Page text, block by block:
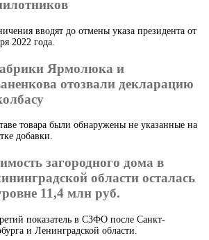
вводят до отмены указа президента от
2022 года.
Ярмолюка и
отозвали декларацию
товара были обнаружены не указанные на
добавки.
загородного дома в
области осталась
11,4 млн руб.
показатель в СЗФО после Санкт-
и Ленинградской области.